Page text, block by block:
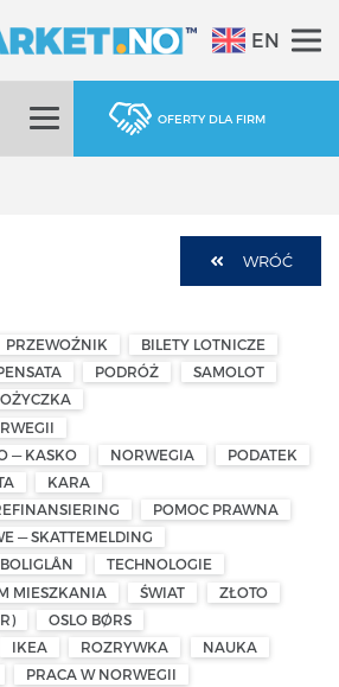
EN
OFERTY DLA FIRM
WRÓĆ
PRZEWOŹNIK
BILETY LOTNICZE
PODRÓŻ
SAMOLOT
— KASKO
NORWEGIA
PODATEK
KARA
POMOC PRAWNA
— SKATTEMELDING
TECHNOLOGIE
MIESZKANIA ŚWIAT
ZŁOTO
OSLO BØRS
IKEA ROZRYWKA
NAUKA
PRACA W NORWEGII